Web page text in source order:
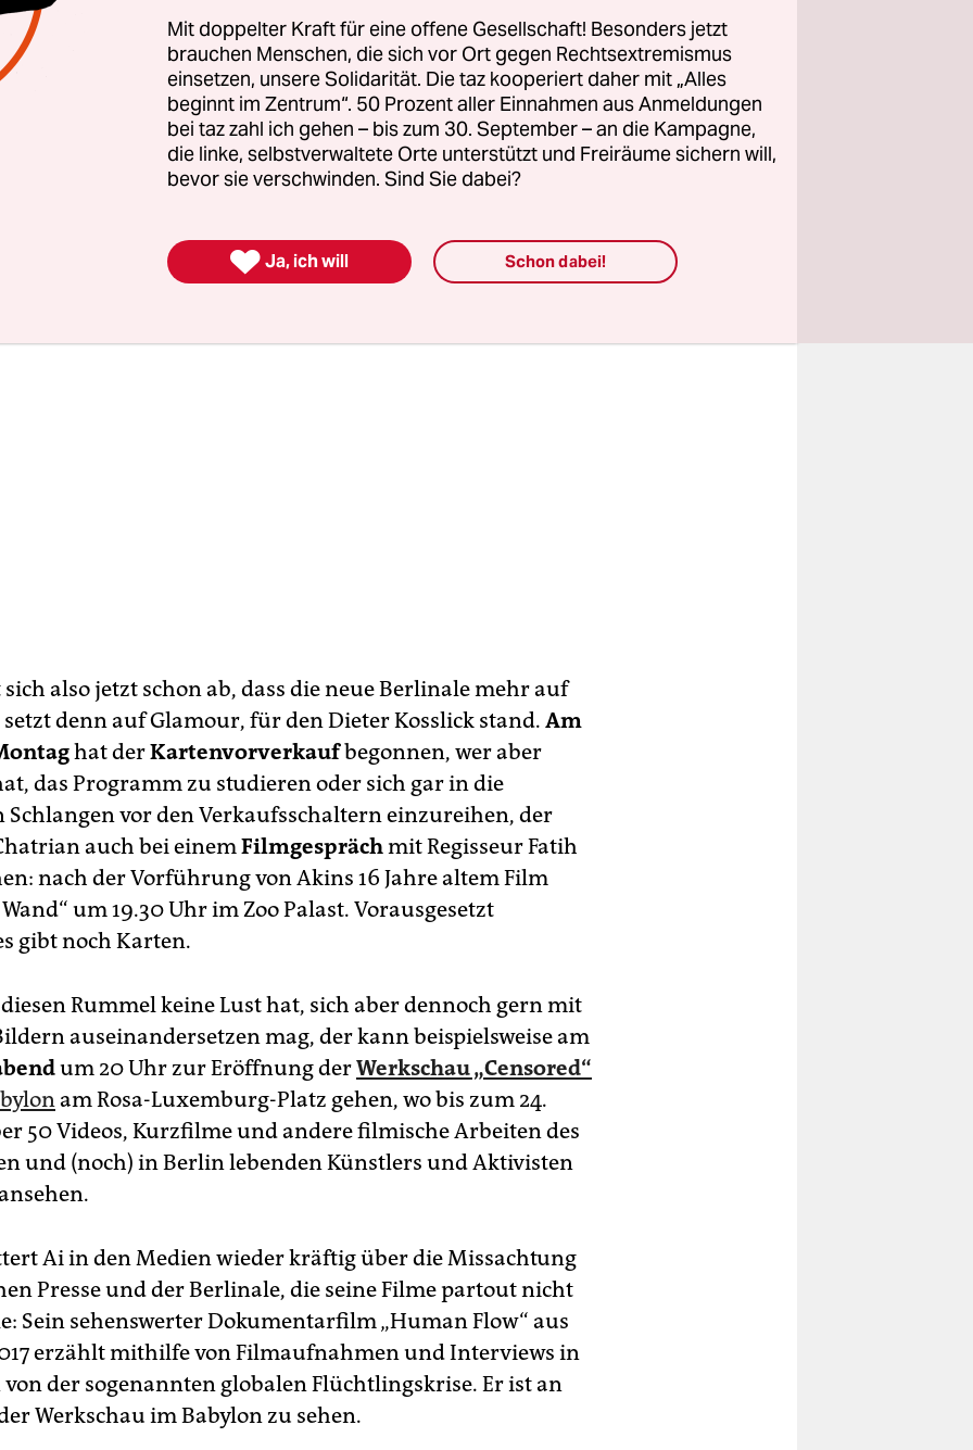
mit allen Terminenist natürlich längst erschienen, es
verändert. Nicht nur, dass mit 340 Filmen 60 weniger
gehen als vergangenes Jahr, auch wurde die Kategorie
das „Kulinarische Kino“ und die „Native“-Reihe
installiert, wo 15 Filme mit besonderer Ästhetik laufen.
sich also jetzt schon ab, dass die neue Berlinale mehr auf
denn auf Glamour, für den Dieter Kosslick stand. Am
hat derKartenvorverkaufbegonnen, wer aber
das Programm zu studieren oder sich gar in die
vor den Verkaufsschaltern einzureihen, der
auch bei einemFilmgesprächmit Regisseur Fatih
nach der Vorführung von Akins 16 Jahre altem Film
Wand“ um 19.30 Uhr im Zoo Palast. Vorausgesetzt
gibt noch Karten.
Rummel keine Lust hat, sich aber dennoch gern mit
auseinandersetzen mag, der kann beispielsweise am
um 20 Uhr zur Eröffnung derWerkschau „Censored“
am Rosa-Luxemburg-Platz gehen, wo bis zum 24.
50 Videos, Kurzfilme und andere filmische Arbeiten des
und (noch) in Berlin lebenden Künstlers und Aktivisten
Ai in den Medien wieder kräftig über die Missachtung
Presse und der Berlinale, die seine Filme partout nicht
Sein sehenswerter Dokumentarfilm „Human Flow“ aus
erzählt mithilfe von Filmaufnahmen und Interviews in
von der sogenannten globalen Flüchtlingskrise. Er ist an
Werkschau im Babylon zu sehen.
Mit doppelter Kraft für eine offene Gesellschaft! Besonders jetzt
brauchen Menschen, die sich vor Ort gegen Rechtsextremismus
einsetzen, unsere Solidarität. Die taz kooperiert daher mit „Alles
beginnt im Zentrum“. 50 Prozent aller Einnahmen aus Anmeldungen
bei taz zahl ich gehen – bis zum 30. September – an die Kampagne,
die linke, selbstverwaltete Orte unterstützt und Freiräume sichern will,
bevor sie verschwinden. Sind Sie dabei?
 Ja, ich will Schon dabei!